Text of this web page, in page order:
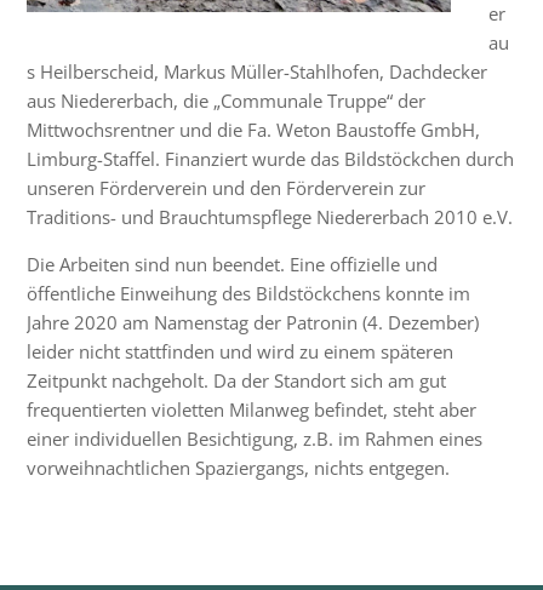
er
au
s Heilberscheid, Markus Müller-Stahlhofen, Dachdecker
aus Niedererbach, die „Communale Truppe“ der
Mittwochsrentner und die Fa. Weton Baustoffe GmbH,
Limburg-Staffel. Finanziert wurde das Bildstöckchen durch
unseren Förderverein und den Förderverein zur
Traditions- und Brauchtumspflege Niedererbach 2010 e.V.
Die Arbeiten sind nun beendet. Eine offizielle und
öffentliche Einweihung des Bildstöckchens konnte im
Jahre 2020 am Namenstag der Patronin (4. Dezember)
leider nicht stattfinden und wird zu einem späteren
Zeitpunkt nachgeholt. Da der Standort sich am gut
frequentierten violetten Milanweg befindet, steht aber
einer individuellen Besichtigung, z.B. im Rahmen eines
vorweihnachtlichen Spaziergangs, nichts entgegen.